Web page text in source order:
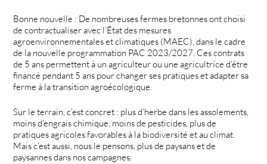
Bonne nouvelle : De nombreuses fermes bretonnes ont choisi
de contractualiser avec l’État des mesures
agroenvironnementales et climatiques (MAEC), dans le cadre
de la nouvelle programmation PAC 2023/2027. Ces contrats
de 5 ans permettent à un agriculteur ou une agricultrice d’être
financé pendant 5 ans pour changer ses pratiques et adapter sa
ferme à la transition agroécologique.
Sur le terrain, c’est concret : plus d’herbe dans les assolements,
moins d’engrais chimique, moins de pesticides, plus de
pratiques agricoles favorables à la biodiversité et au climat.
Mais c’est aussi, nous le pensons, plus de paysans et de
paysannes dans nos campagnes.